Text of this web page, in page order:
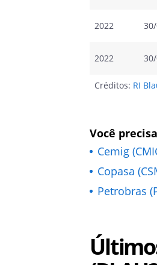
2022
2022
Créditos: RI
Você
Cemig
Copasa
Petrobras